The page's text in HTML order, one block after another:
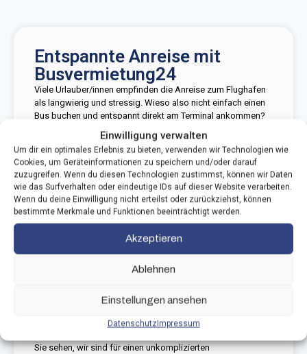
Einwilligung verwalten
Um dir ein optimales Erlebnis zu bieten, verwenden wir Technologien wie
Cookies, um Geräteinformationen zu speichern und/oder darauf
zuzugreifen. Wenn du diesen Technologien zustimmst, können wir Daten
wie das Surfverhalten oder eindeutige IDs auf dieser Website verarbeiten.
Wenn du deine Einwilligung nicht erteilst oder zurückziehst, können
bestimmte Merkmale und Funktionen beeinträchtigt werden.
Akzeptieren
Ablehnen
Einstellungen ansehen
DatenschutzImpressum
Entspannte Anreise mit
Busvermietung24
Viele Urlauber/innen empfinden die Anreise zum Flughafen
als langwierig und stressig. Wieso also nicht einfach einen
Bus buchen und entspannt direkt am Terminal ankommen?
Flughafentransfer mit unseren Bussen auf jeden Fall.
Auch auf das richtige Timing kommt es an. Das heißt, Sie
müssen abhängig vom Reiseziel bereits ein bis zwei
Stunden vor Abflug am Flughafen sein, bei Transatlantik-
und Interkontinentalflügen sogar drei Stunden. Wir
planenausreichend Zeitein: Für die Fahrt, um in Ruhe das
eine Tasse Kaffee trinken zu können. Daher planen wir die
Routen so, dass wir auch mögliche Staus im Idealfall
umgehen. Bei Ihrer Rückkehr von einer hoffentlich
Ankunftsterminal, um Sie wieder sicher nach Hause zu
bringen. Unsere Fahrer/innen informieren sich vorab genau,
wann und wo Sie landen, wobei evtl.
Sie sehen, wir sind für einen unkomplizierten